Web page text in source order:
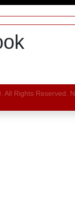
All Rights Reserved.